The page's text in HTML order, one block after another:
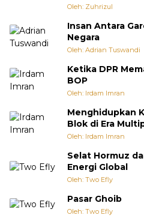
Oleh: Zuhrizul
Insan Antara
Negara
Oleh: Adrian Tuswandi
Ketika DPR
BOP
Oleh: Irdam Imran
Menghidupkan
Blok di Era
Oleh: Irdam Imran
Selat Hormuz
Energi Global
Oleh: Two Efly
Pasar Ghoib
Oleh: Two Efly